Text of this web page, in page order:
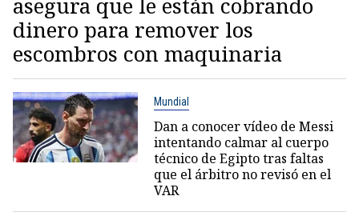
dinero para remover los
escombros con maquinaria
Mundial
Dan a conocer vídeo de Messi
intentando calmar al cuerpo
técnico de Egipto tras faltas
que el árbitro no revisó en el
VAR